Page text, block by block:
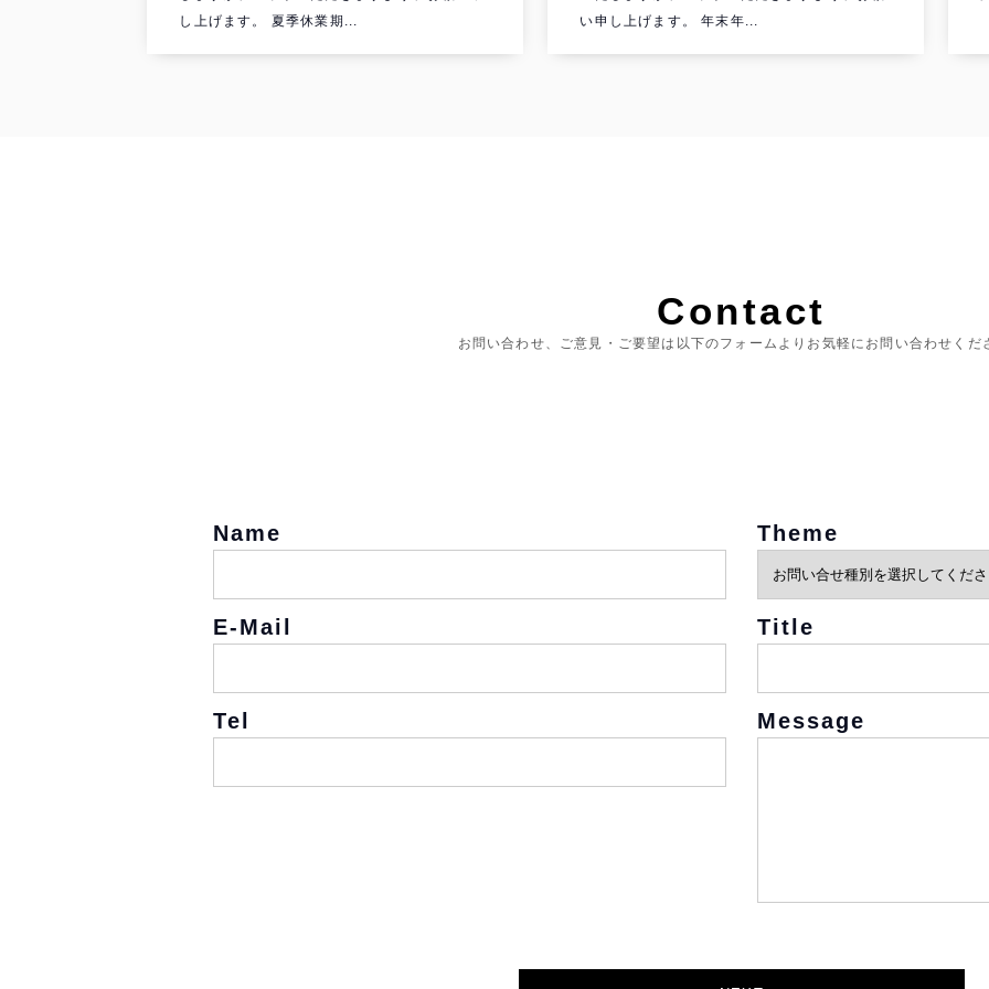
し上げます。 夏季休業期...
い申し上げます。 年末年...
Contact
お問い合わせ、ご意見・ご要望は以下のフォームよりお気軽にお問い合わせくだ
Name
E-Mail
Tel
Theme
Title
Message